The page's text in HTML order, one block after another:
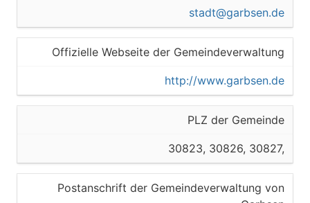
stadt@garbsen.de
Offizielle Webseite der Gemeindeverwaltung
http://www.garbsen.de
PLZ der Gemeinde
30823, 30826, 30827,
Postanschrift der Gemeindeverwaltung von